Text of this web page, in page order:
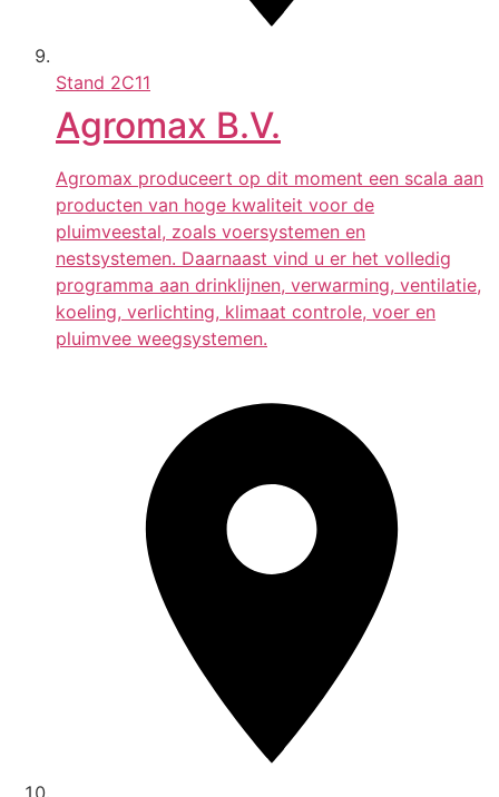
Stand 2C11
Agromax B.V.
Agromax produceert op dit moment een scala aan
producten van hoge kwaliteit voor de
pluimveestal, zoals voersystemen en
nestsystemen. Daarnaast vind u er het volledig
programma aan drinklijnen, verwarming, ventilatie,
koeling, verlichting, klimaat controle, voer en
pluimvee weegsystemen.